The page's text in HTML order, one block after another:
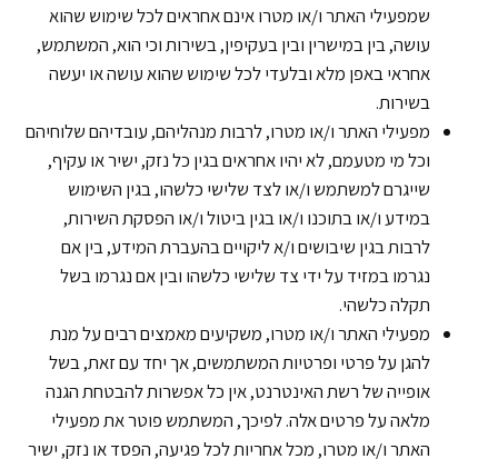
שמפעילי האתר ו/או מטרו אינם אחראים לכל שימוש שהוא
עושה, בין במישרין ובין בעקיפין, בשירות וכי הוא, המשתמש,
אחראי באפן מלא ובלעדי לכל שימוש שהוא עושה או יעשה
בשירות.
מפעילי האתר ו/או מטרו, לרבות מנהליהם, עובדיהם שלוחיהם
וכל מי מטעמם, לא יהיו אחראים בגין כל נזק, ישיר או עקיף,
שייגרם למשתמש ו/או לצד שלישי כלשהו, בגין השימוש
במידע ו/או בתוכנו ו/או בגין ביטול ו/או הפסקת השירות,
לרבות בגין שיבושים ו/א ליקויים בהעברת המידע, בין אם
נגרמו במזיד על ידי צד שלישי כלשהו ובין אם נגרמו בשל
תקלה כלשהי.
מפעילי האתר ו/או מטרו, משקיעים מאמצים רבים על מנת
להגן על פרטי ופרטיות המשתמשים, אך יחד עם זאת, בשל
אופייה של רשת האינטרנט, אין כל אפשרות להבטחת הגנה
מלאה על פרטים אלה. לפיכך, המשתמש פוטר את מפעילי
האתר ו/או מטרו, מכל אחריות לכל פגיעה, הפסד או נזק, ישיר